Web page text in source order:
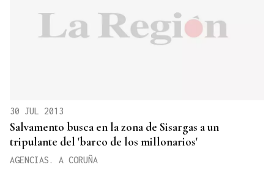
30 JUL 2013
Salvamento busca en la zona de Sisargas a un
tripulante del 'barco de los millonarios'
AGENCIAS. A CORUÑA